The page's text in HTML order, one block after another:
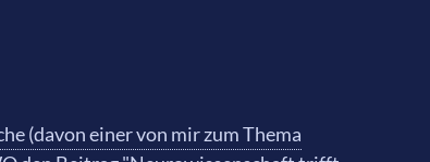
(davon einer von mir zum Thema